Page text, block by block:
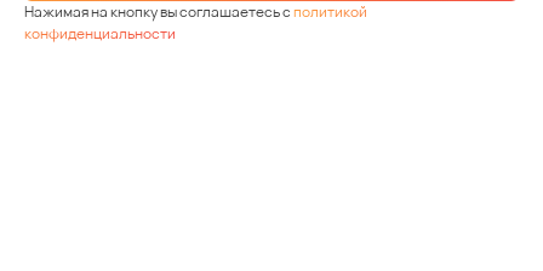
Нажимая на кнопку вы соглашаетесь сполитикой
конфиденциальности